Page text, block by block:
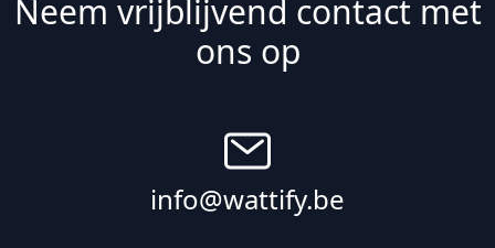
Neem vrijblijvend contact met
ons op
info@wattify.be